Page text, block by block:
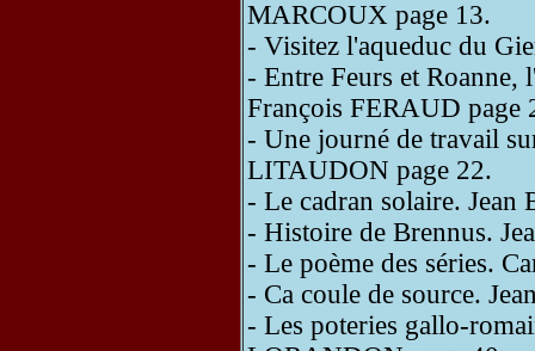
MARCOUX page 13.
- Visitez l'aqueduc du
- Entre Feurs et
François FERAUD page
- Une journé de travail
LITAUDON page 22.
- Le cadran solaire. Jean
- Histoire de Brennus.
- Le poème des séries.
- Ca coule de source.
- Les poteries gallo-